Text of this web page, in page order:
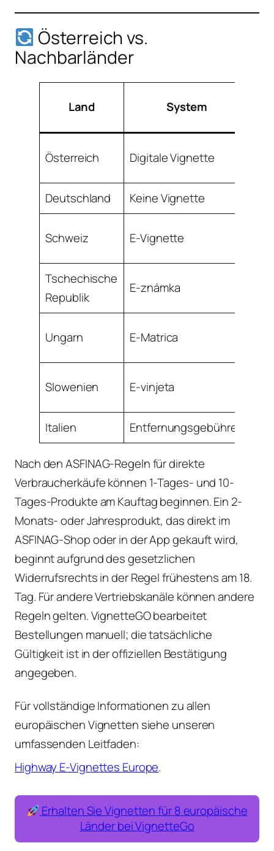
Österreich vs.
Nachbarländer
Land System
Österreich Digitale Vignette
Deutschland Keine Vignette
Schweiz E-Vignette
Tschechische
Republik
E-známka
Ungarn E-Matrica
Slowenien E-vinjeta
Italien Entfernungsgebühren
Nach den ASFINAG-Regeln für direkte
Verbraucherkäufe können 1-Tages- und 10-
Tages-Produkte am Kauftag beginnen. Ein 2-
Monats- oder Jahresprodukt, das direkt im
ASFINAG-Shop oder in der App gekauft wird,
beginnt aufgrund des gesetzlichen
Widerrufsrechts in der Regel frühestens am 18.
Tag. Für andere Vertriebskanäle können andere
Regeln gelten. VignetteGO bearbeitet
Bestellungen manuell; die tatsächliche
Gültigkeit ist in der offiziellen Bestätigung
angegeben.
Für vollständige Informationen zu allen
europäischen Vignetten siehe unseren
umfassenden Leitfaden:
Highway E-Vignettes Europe.
Erhalten Sie Vignetten für 8 europäische
Länder bei VignetteGo